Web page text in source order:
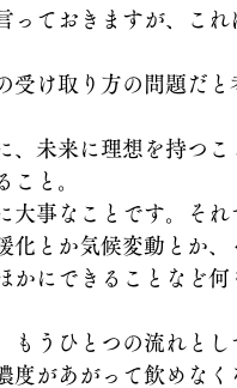
っておきますが、こ
受け取り方の問題だ
、未来に理想を持つ
こと。
大事なことです。そ
化とか気候変動とか
かにできることなど
もうひとつの流れと
度があがって飲めな